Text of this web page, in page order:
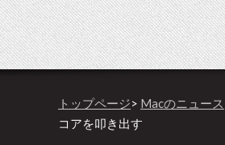
トップページ> Macのニュース
コアを叩き出す